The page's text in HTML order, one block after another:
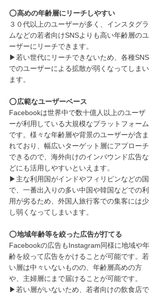
⭕️高めの年齢層にリーチしやすい
３０代以上のユーザーが多く、インスタグラ
ムなどの若者向けSNSよりも高い年齢層のユ
ーザーにリーチできます。
▶︎若い世代にリーチできないため、各種SNS
でのユーザーによる拡散が弱くなってしまい
ます。
⭕️広範なユーザーベース
Facebookは世界中で数十億人以上のユーザ
ーが利用している大規模なプラットフォーム
です。様々な年齢層や背景のユーザーが含ま
れており、幅広いターゲット層にアプローチ
できるので、海外向けのインバウンド広告な
どにも活用しやすいといえます。
▶︎主な利用国がインドやフィリピンなどの国
で、一番出入りの多い中国や韓国などでの利
用が劣るため、外国人旅行客での集客には少
し弱くなってしまいます。
⭕️地域年齢等を絞った広告が打てる
Facebookの広告もInstagram同様に地域や年
齢を絞って広告をかけることが可能です。若
い層は中々いないものの、年齢層高めの方
や、主婦層にまで届けることが可能です。
▶︎若い層がいないため、若者向けの飲食店で